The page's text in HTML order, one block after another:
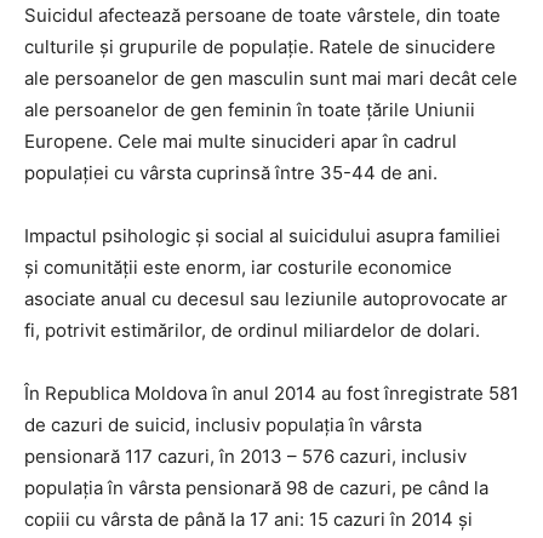
Suicidul afectează persoane de toate vârstele, din toate
culturile şi grupurile de populaţie. Ratele de sinucidere
ale persoanelor de gen masculin sunt mai mari decât cele
ale persoanelor de gen feminin în toate ţările Uniunii
Europene. Cele mai multe sinucideri apar în cadrul
populaţiei cu vârsta cuprinsă între 35-44 de ani.
Impactul psihologic şi social al suicidului asupra familiei
şi comunităţii este enorm, iar costurile economice
asociate anual cu decesul sau leziunile autoprovocate ar
fi, potrivit estimărilor, de ordinul miliardelor de dolari.
În Republica Moldova în anul 2014 au fost înregistrate 581
de cazuri de suicid, inclusiv populația în vârsta
pensionară 117 cazuri, în 2013 – 576 cazuri, inclusiv
populația în vârsta pensionară 98 de cazuri, pe când la
copiii cu vârsta de până la 17 ani: 15 cazuri în 2014 și